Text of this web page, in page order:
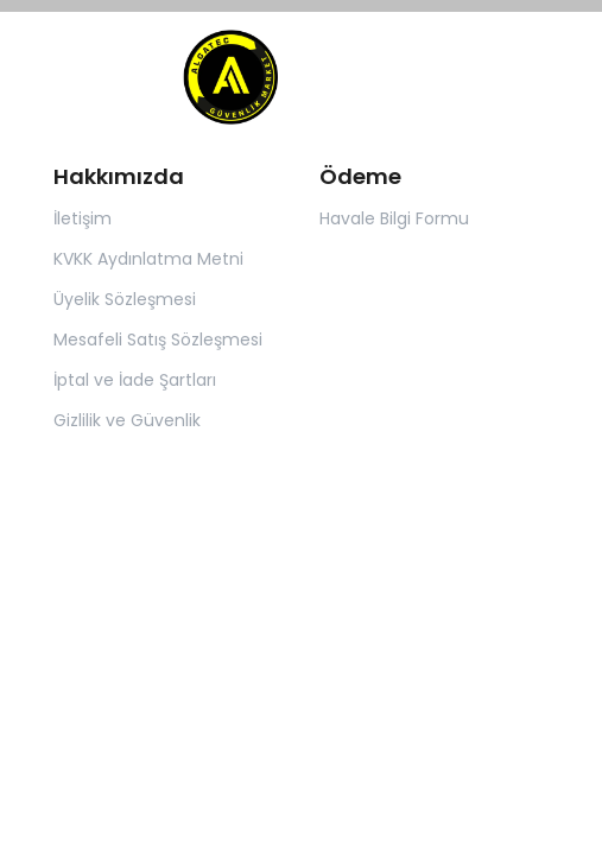
Hakkımızda
İletişim
KVKK Aydınlatma Metni
Üyelik Sözleşmesi
Mesafeli Satış Sözleşmesi
İptal ve İade Şartları
Gizlilik ve Güvenlik
Ödeme
Havale Bilgi Formu